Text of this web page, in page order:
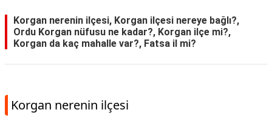
Korgan nerenin ilçesi, Korgan ilçesi nereye bağlı?,
Ordu Korgan nüfusu ne kadar?, Korgan ilçe mi?,
Korgan da kaç mahalle var?, Fatsa il mi?
Korgan nerenin ilçesi